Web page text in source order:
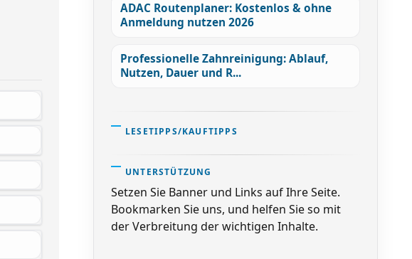
ADAC Routenplaner: Kostenlos & ohne
Anmeldung nutzen 2026
Professionelle Zahnreinigung: Ablauf,
Nutzen, Dauer und R...
LESETIPPS/KAUFTIPPS
UNTERSTÜTZUNG
Setzen Sie Banner und Links auf Ihre Seite.
Bookmarken Sie uns, und helfen Sie so mit
der Verbreitung der wichtigen Inhalte.